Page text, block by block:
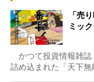
「売
ミッ
かつて投資情報雑誌
詰め込まれた「天下